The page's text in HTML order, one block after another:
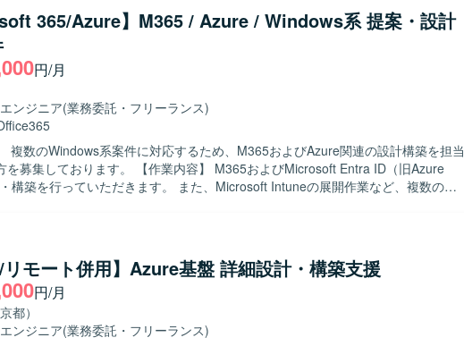
を用いたジョブ管理業務にも携わっていただきます。Domoで可視化されるデー
けた運用改善やチューニングもご対応いただきます。 【求める人物像】 デー
責任感を持ち、障害発生時にも落ち着いて状況整理と関係者への説明ができる方
ます。新しいクラウドサービスやデータ関連技術に対して前向きにキャッチアッ
ができる方にマッチするポジションです。 【ポジションの魅力】 Azure
心としたモダンなデータ基盤運用に携わることで、クラウドDWHやETL、ジョ
経験を一貫して積むことができます。大規模なデータ処理基盤の運用ノウハウを
か、今後需要が高まるクラウドデータエンジニアリング領域のスキル向上にもつ
ウドDWH・ETL基盤上で、
Gold構造によるデータ加工を行っております。ジョブ管理にはSystemwalkerを利
可視化基盤としてはDomoを採用しています。
365/Azure】M365 / Azure / Windows系 提案・設計
円/月
ンジニア(業務委託・フリーランス)
複数のWindows系案件に対応するため、M365およびAzure関連の設計構築を担当
【作業内容】 M365およびMicrosoft Entra ID（旧Azure
構築を行っていただきます。 また、Microsoft Intuneの展開作業など、複数の
ンを取りながら、複数案件を並行して進めることができる方が望ましいです。
の魅力】 M365やEntra ID、IntuneなどMicrosoftクラウド製品群に横断的に関わる
幅広い設計構築スキルを習得していただけます。 複数案件を兼務することで、さ
ながら経験を積むことができる環境です。 【開発環境】 M365、Microsoft
AD）、Microsoft Intune、Windowsサーバー、Azure環境などを利用いたし
モート併用】Azure基盤 詳細設計・構築支援
円/月
都）
ンジニア(業務委託・フリーランス)